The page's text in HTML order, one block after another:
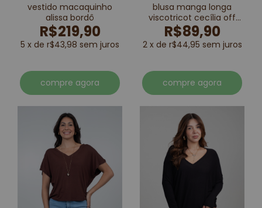
vestido macaquinho
alissa bordô
R$219,90
5 x de r$43,98 sem juros
compre agora
blusa manga longa
viscotricot cecília off
white
R$89,90
2 x de r$44,95 sem juros
compre agora